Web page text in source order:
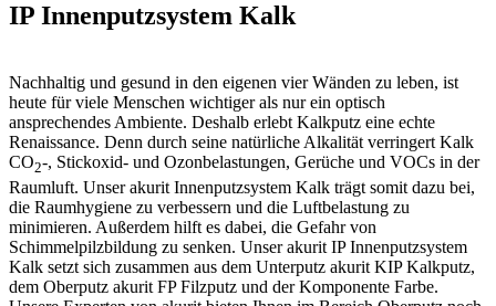
IP Innenputzsystem Kalk
Nachhaltig und gesund in den eigenen vier Wänden zu leben, ist
heute für viele Menschen wichtiger als nur ein optisch
ansprechendes Ambiente. Deshalb erlebt Kalkputz eine echte
Renaissance. Denn durch seine natürliche Alkalität verringert Kalk
CO2-, Stickoxid- und Ozonbelastungen, Gerüche und VOCs in der
Raumluft. Unser akurit Innenputzsystem Kalk trägt somit dazu bei,
die Raumhygiene zu verbessern und die Luftbelastung zu
minimieren. Außerdem hilft es dabei, die Gefahr von
Schimmelpilzbildung zu senken. Unser akurit IP Innenputzsystem
Kalk setzt sich zusammen aus dem Unterputz akurit KIP Kalkputz,
dem Oberputz akurit FP Filzputz und der Komponente Farbe.